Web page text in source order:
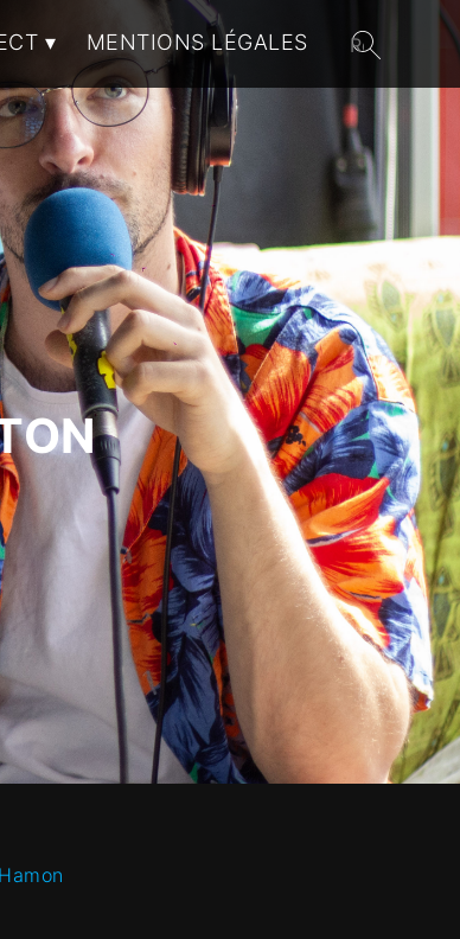
MENTIONS LÉGALES